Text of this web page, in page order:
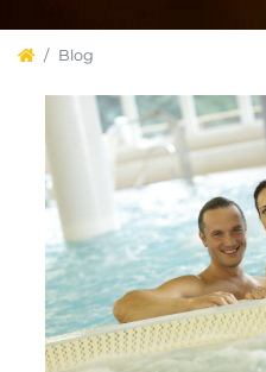
Blog